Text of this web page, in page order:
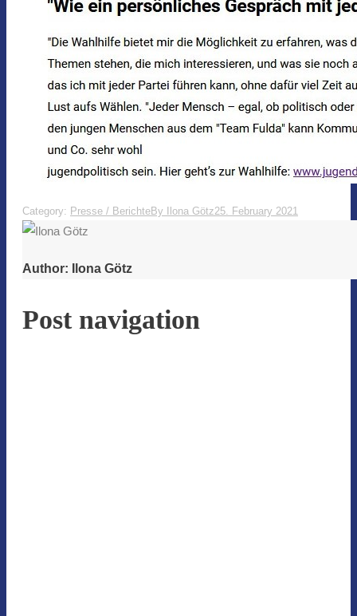
Category: Presse / BerichteBy Ilona Götz25. February 2021
Author: Ilona Götz
Post navigation